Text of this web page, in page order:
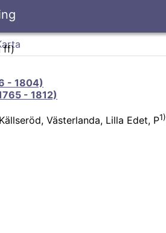
ff)
- 1804)
- 1812)
Källseröd, Västerlanda, Lilla Edet, P1)